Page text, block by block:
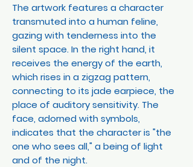
The artwork features a character
transmuted into a human feline,
gazing with tenderness into the
silent space. In the right hand, it
receives the energy of the earth,
which rises in a zigzag pattern,
connecting to its jade earpiece, the
place of auditory sensitivity. The
face, adorned with symbols,
indicates that the character is "the
one who sees all," a being of light
and of the night.